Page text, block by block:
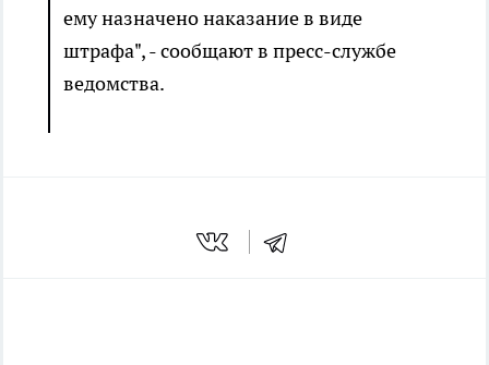
ему назначено наказание в виде
штрафа", - сообщают в пресс-службе
ведомства.